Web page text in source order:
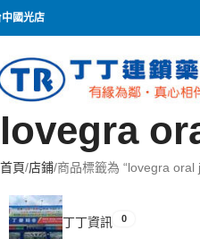
國光店
lovegra
首頁 店鋪 商品標籤為 “lovegra oral
丁丁資訊 0